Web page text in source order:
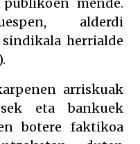
alderdi
herrialde
arriskuak
eta bankuek
botere faktikoa